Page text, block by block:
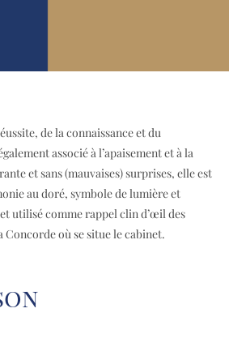
de la connaissance et du
associé à l’apaisement et à la
et sans (mauvaises) surprises, elle est
au doré, symbole de lumière et
utilisé comme rappel clin d’œil des
Concorde où se situe le cabinet.